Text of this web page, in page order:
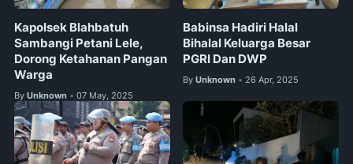
Kapolsek Blahbatuh
Sambangi Petani Lele,
Dorong Ketahanan Pangan
Warga
By Unknown • 07 May, 2025
Babinsa Hadiri Halal
Bihalal Keluarga Besar
PGRI Dan DWP
By Unknown • 26 Apr, 2025